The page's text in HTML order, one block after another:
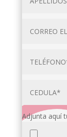
Adjunta aquí